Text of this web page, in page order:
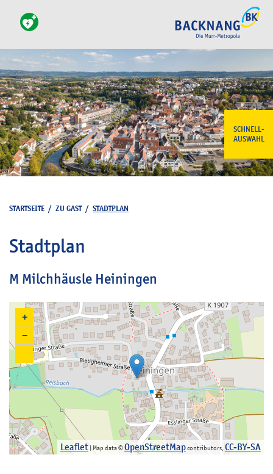
SCHNELL-
AUSWAHL
STARTSEITE / ZU GAST/ STADTPLAN
Stadtplan
M Milchhäusle Heiningen
+
−
Leaflet | Map data ©OpenStreetMapcontributors, CC-BY-SA